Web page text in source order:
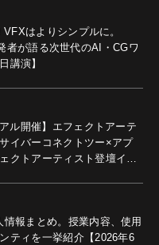
はよりシンプルに。
者が語る次世代のAI・CGワ
講演】
ル開催】エフェクトアーテ
イバーコネクトツー×アプ
クトアーティスト登壇イベ
情報まとめ。授業内容、使用
ティを一挙紹介【2026年6